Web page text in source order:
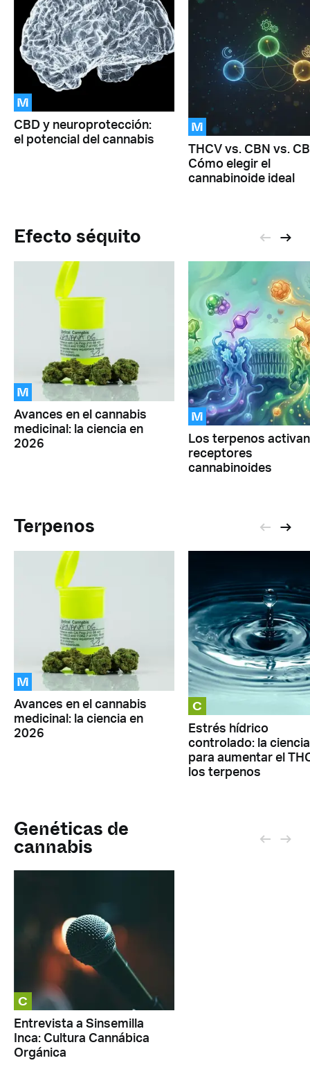
M
CBD y neuroprotección:
el potencial del cannabis
M
THCV vs. CBN vs.
Cómo elegir el
cannabinoide ideal
Efecto séquito
M
Avances en el cannabis
medicinal: la ciencia en
2026
M
Los terpenos
receptores
cannabinoides
Terpenos
M
Avances en el cannabis
medicinal: la ciencia en
2026
C
Estrés hídrico
controlado: la ciencia
para aumentar el
los terpenos
Genéticas de
cannabis
C
Entrevista a Sinsemilla
Inca: Cultura Cannábica
Orgánica